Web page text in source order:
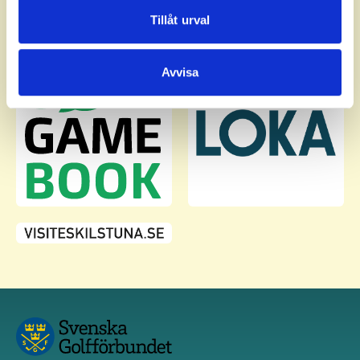
Dessa kan i sin tur kombinera informationen med annan
Tillåt urval
Avvisa